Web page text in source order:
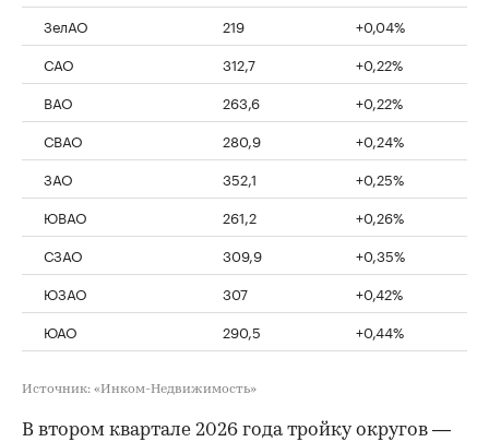
ЗелАО
219
+0,04%
САО
312,7
+0,22%
ВАО
263,6
+0,22%
СВАО
280,9
+0,24%
ЗАО
352,1
+0,25%
ЮВАО
261,2
+0,26%
СЗАО
309,9
+0,35%
ЮЗАО
307
+0,42%
ЮАО
290,5 +0,44%
Источник: «Инком-Недвижимость»
В втором квартале 2026 года тройку округов —